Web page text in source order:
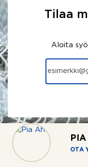
OTA
Tilaa
Aloita